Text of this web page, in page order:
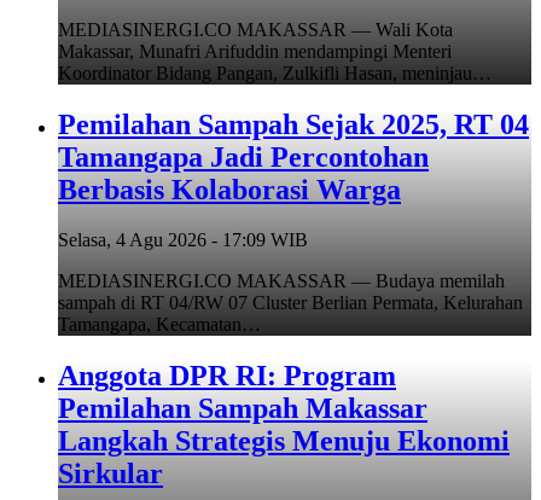
MEDIASINERGI.CO MAKASSAR — Wali Kota
Makassar, Munafri Arifuddin mendampingi Menteri
Koordinator Bidang Pangan, Zulkifli Hasan, meninjau…
Pemilahan Sampah Sejak 2025, RT 04
Tamangapa Jadi Percontohan
Berbasis Kolaborasi Warga
Selasa, 4 Agu 2026 - 17:09 WIB
MEDIASINERGI.CO MAKASSAR — Budaya memilah
sampah di RT 04/RW 07 Cluster Berlian Permata, Kelurahan
Tamangapa, Kecamatan…
Anggota DPR RI: Program
Pemilahan Sampah Makassar
Langkah Strategis Menuju Ekonomi
Sirkular